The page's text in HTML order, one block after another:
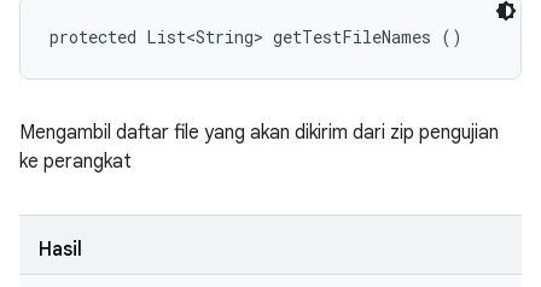
protected List<String> getTestFileNames ()
Mengambil daftar file yang akan dikirim dari zip pengujian
ke perangkat
Hasil